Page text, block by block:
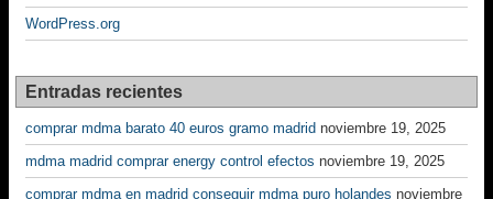
WordPress.org
Entradas recientes
comprar mdma barato 40 euros gramo madrid noviembre 19, 2025
mdma madrid comprar energy control efectos noviembre 19, 2025
comprar mdma en madrid conseguir mdma puro holandes noviembre